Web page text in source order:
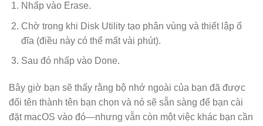
Nhấp vào Erase.
Chờ trong khi Disk Utility tạo phân vùng và thiết lập ổ
đĩa (điều này có thể mất vài phút).
Sau đó nhấp vào Done.
Bây giờ bạn sẽ thấy rằng bộ nhớ ngoài của bạn đã được
đổi tên thành tên bạn chọn và nó sẽ sẵn sàng để bạn cài
đặt macOS vào đó—nhưng vẫn còn một việc khác bạn cần